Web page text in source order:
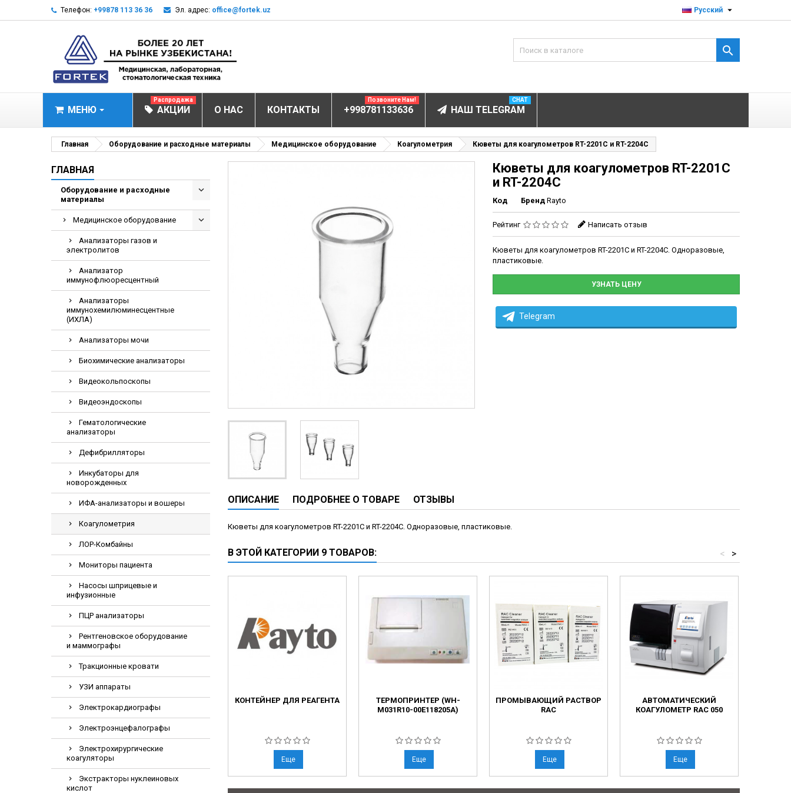
Телефон: +99878 113 36 36 Эл. адрес: office@fortek.uz Русский 

МЕНЮ
МЕДИЦИНСКОЕ ОБОРУДОВАНИЕ
Анализаторы мочи
Гематологические анализаторы
Насосы шприцевые и инфузионные
ПЦР анализаторы
Рентгеновское оборудование и маммографы
Тракционные кровати
Электрокардиографы
Электрохирургические коагуляторы
Экстракторы нуклеиновых кислот
АКЦИИ
Распродажа
О НАС КОНТАКТЫ +998781133636
Позвоните Нам!
НАШ TELEGRAM
CHAT
Главная Оборудование и расходные материалы Медицинское оборудование Коагулометрия Кюветы для коагулометров RT-2201C и RT-2204C
ГЛАВНАЯ
Оборудование и расходные
материалы
Медицинское оборудование
Анализаторы газов и
электролитов
Анализатор
иммунофлюоресцентный
Анализаторы
иммунохемилюминесцентные
(ИХЛА)
Анализаторы мочи
Биохимические анализаторы
Видеокольпоскопы
Видеоэндоскопы
Гематологические
анализаторы
Дефибрилляторы
Инкубаторы для
новорожденных
ИФА-анализаторы и вошеры
Коагулометрия
ЛОР-Комбайны
Мониторы пациента
Насосы шприцевые и
инфузионные
ПЦР анализаторы
Рентгеновское оборудование
и маммографы
Тракционные кровати
УЗИ аппараты
Электрокардиографы
Электроэнцефалографы
Электрохирургические
коагуляторы
Экстракторы нуклеиновых
кислот
Кюветы для коагулометров RT-2201C
и RT-2204C
Код Бренд Rayto
Рейтинг Написать отзыв
Кюветы для коагулометров RT-2201C и RT-2204C. Одноразовые,
пластиковые.
УЗНАТЬ ЦЕНУ
Telegram
ОПИСАНИЕ ПОДРОБНЕЕ О ТОВАРЕ ОТЗЫВЫ
Кюветы для коагулометров RT-2201C и RT-2204C. Одноразовые, пластиковые.
В ЭТОЙ КАТЕГОРИИ 9 ТОВАРОВ: >
<
КОНТЕЙНЕР ДЛЯ РЕАГЕНТА
Еще
ТЕРМОПРИНТЕР (WH-
M031R10-00E118205A)
Еще
ПРОМЫВАЮЩИЙ РАСТВОР
RAC
Еще
АВТОМАТИЧЕСКИЙ
КОАГУЛОМЕТР RAC 050
Еще